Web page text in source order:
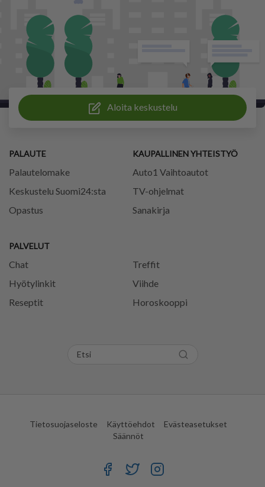
Aloita keskustelu
PALAUTE
Palautelomake
Keskustelu Suomi24:sta
Opastus
PALVELUT
Chat
Treffit
Hyötylinkit
Viihde
Reseptit
Horoskooppi
KAUPALLINEN YHTEISTYÖ
Auto1 Vaihtoautot
TV-ohjelmat
Sanakirja
Tietosuojaseloste Käyttöehdot
Evästeasetukset
Säännöt